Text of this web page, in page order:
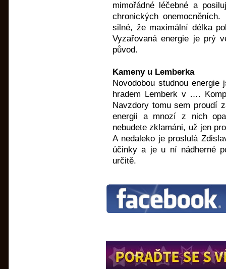
mimořádné léčebné a
chronických
silné, že maximální délka
Vyzařovaná energie je prý
původ.
Kameny u Lemberka
Novodobou studnou
hradem Lemberk v ….
Navzdory tomu sem proudí
energii a mnozí z nich
nebudete zklamáni, už jen
A nedaleko je proslulá
účinky a je u ní nádherné
určitě.